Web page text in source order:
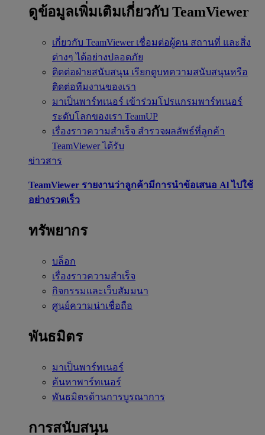
ดูข้อมูลเพิ่มเติมเกี่ยวกับ TeamViewer
เกี่ยวกับ TeamViewer เชื่อมต่อผู้คน สถานที่ และสิ่ง
ต่างๆ ได้อย่างปลอดภัย
ติดต่อฝ่ายสนับสนุน เรียกดูบทความสนับสนุนหรือ
ติดต่อทีมงานของเรา
มาเป็นพาร์ทเนอร์ เข้าร่วมโปรแกรมพาร์ทเนอร์
ระดับโลกของเรา TeamUP
เรื่องราวความสำเร็จ สำรวจผลลัพธ์ที่ลูกค้า
TeamViewer ได้รับ
ข่าวสาร
TeamViewer รายงานว่าลูกค้ามีการนำข้อเสนอ Al ไปใช้
อย่างรวดเร็ว
ทรัพยากร
บล็อก
เรื่องราวความสำเร็จ
กิจกรรมและเว็บสัมมนา
ศูนย์ความน่าเชื่อถือ
พันธมิตร
มาเป็นพาร์ทเนอร์
ค้นหาพาร์ทเนอร์
พันธมิตรด้านการบูรณาการ
การสนับสนุน